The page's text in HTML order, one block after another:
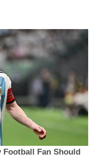
Football Fan Should